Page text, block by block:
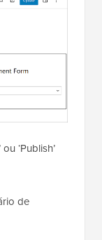
‘Publish’
de